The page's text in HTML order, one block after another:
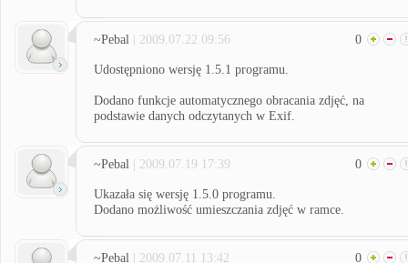
~Pebal | 2009.07.22 09:56 0
Udostępniono wersję 1.5.1 programu.
Dodano funkcje automatycznego obracania zdjęć, na
podstawie danych odczytanych w Exif.
~Pebal | 2009.07.19 17:39 0
Ukazała się wersję 1.5.0 programu.
Dodano możliwość umieszczania zdjęć w ramce.
~Pebal | 2009.07.11 13:42 0